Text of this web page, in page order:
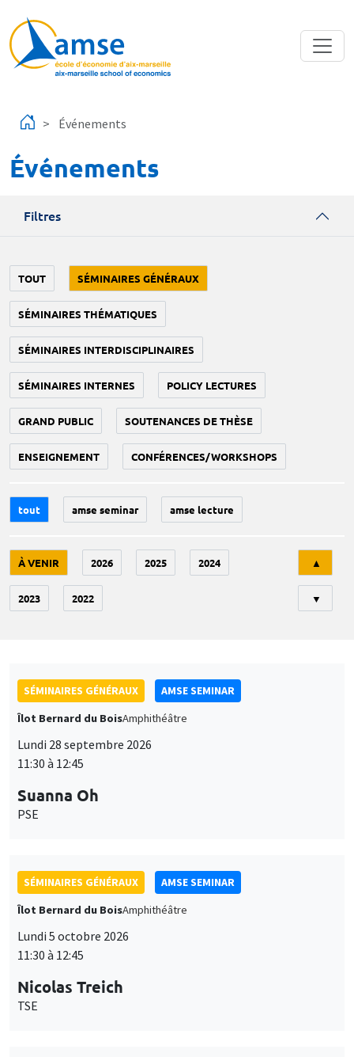
Événements
Événements
Filtres
TOUT SÉMINAIRES GÉNÉRAUX
SÉMINAIRES THÉMATIQUES
SÉMINAIRES INTERDISCIPLINAIRES
SÉMINAIRES INTERNES POLICY LECTURES
GRAND PUBLIC SOUTENANCES DE THÈSE
ENSEIGNEMENT CONFÉRENCES/WORKSHOPS
tout amse seminar amse lecture
À VENIR 2026 2025 2024
2023 2022
▲
▼
SÉMINAIRES GÉNÉRAUX
AMSE SEMINAR
Îlot Bernard du BoisAmphithéâtre
Lundi 28 septembre 2026
11:30 à 12:45
Suanna Oh
PSE
SÉMINAIRES GÉNÉRAUX
AMSE SEMINAR
Îlot Bernard du BoisAmphithéâtre
Lundi 5 octobre 2026
11:30 à 12:45
Nicolas Treich
TSE